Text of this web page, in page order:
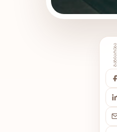
ᲒᲐᲖᲘᲐᲠᲔᲑᲐ